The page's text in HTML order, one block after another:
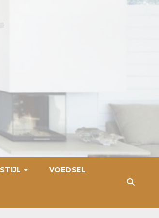
STIJL VOEDSEL